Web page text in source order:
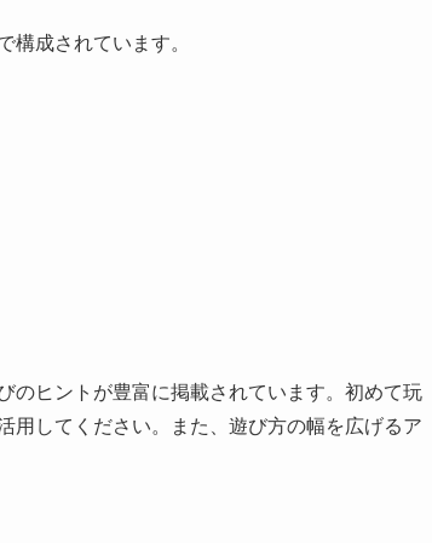
成されています。
のヒントが豊富に掲載されています。初めて玩
用してください。また、遊び方の幅を広げるア